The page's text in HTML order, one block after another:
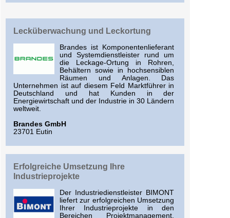
Lecküberwachung und Leckortung
Brandes ist Komponentenlieferant
und Systemdienstleister rund um
die Leckage-Ortung in Rohren,
Behältern sowie in hochsensiblen
Räumen und Anlagen. Das
Unternehmen ist auf diesem Feld Marktführer in
Deutschland und hat Kunden in der
Energiewirtschaft und der Industrie in 30 Ländern
weltweit.
Brandes GmbH
23701 Eutin
Erfolgreiche Umsetzung Ihre
Industrieprojekte
Der Industriedienstleister BIMONT
liefert zur erfolgreichen Umsetzung
Ihrer Industrieprojekte in den
Bereichen Projektmanagement,